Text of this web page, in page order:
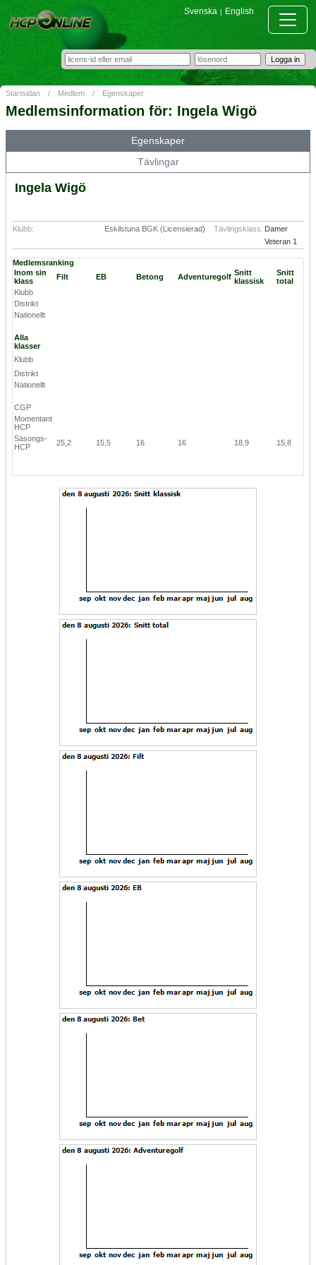
Svenska | English
Startsidan / Medlem / Egenskaper
Medlemsinformation för: Ingela Wigö
Egenskaper
Tävlingar
Ingela Wigö
Klubb: Eskilstuna BGK (Licensierad) Tävlingsklass: Damer
Veteran 1
Medlemsranking
Inom sin
klass
Filt EB Betong Adventuregolf Snitt
klassisk
Snitt
total
Klubb
Distrikt
Nationellt
Alla
klasser
Klubb
Distrikt
Nationellt
CGP
Momentant
HCP
Säsongs-
HCP
25,2 15,5 16 16 18,9 15,8